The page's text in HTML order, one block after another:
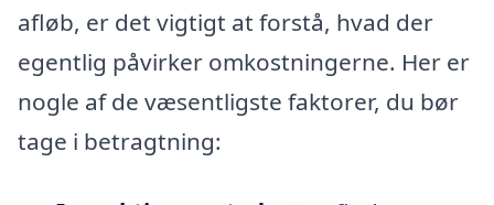
afløb, er det vigtigt at forstå, hvad der
egentlig påvirker omkostningerne. Her er
nogle af de væsentligste faktorer, du bør
tage i betragtning: